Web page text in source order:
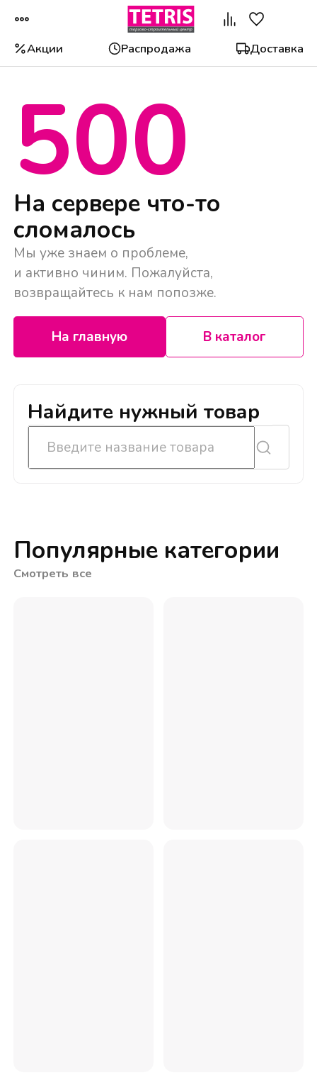
Акции Распродажа Доставка
500
На сервере что-то
сломалось
Мы уже знаем о проблеме,
и активно чиним. Пожалуйста,
возвращайтесь к нам попозже.
На главную В каталог
Найдите нужный товар
Популярные категории
Смотреть все